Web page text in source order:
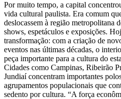
Por muito tempo, a capital
vida cultural paulista. Era comum
deslocassem à região metropolitana
shows, espetáculos e exposições.
transformação: com a criação de
eventos nas últimas décadas, o
peça importante para a cultura do
Cidades como Campinas, Ribeirão
Jundiaí concentram importantes
agrupamentos populacionais que
sedento por cultura. “A força